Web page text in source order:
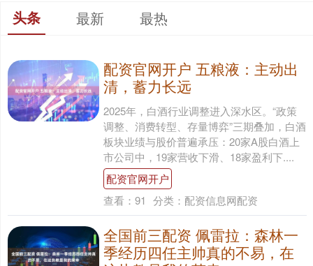
头条 最新 最热
配资官网开户 五粮液：主动出
清，蓄力长远
2025年，白酒行业调整进入深水区。“政策
调整、消费转型、存量博弈”三期叠加，白酒
板块业绩与股价普遍承压：20家A股白酒上
市公司中，19家营收下滑、18家盈利下....
配资官网开户
查看： 91 分类： 配资信息网配资
全国前三配资 佩雷拉：森林一
季经历四任主帅真的不易，在